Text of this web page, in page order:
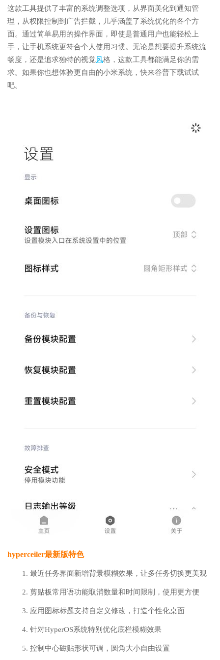
这款工具提供了丰富的系统调整选项，从界面美化到通知管
理，从权限控制到广告拦截，几乎涵盖了系统优化的各个方
面。通过简单易用的操作界面，即使是普通用户也能轻松上
手，让手机系统更符合个人使用习惯。无论是想要提升系统流
畅度，还是追求独特的视觉风格，这款工具都能满足你的需
求。如果你也想体验更自由的小米系统，快来谷普下载试试
吧。
hyperceiler最新版特色
1. 最近任务界面新增背景模糊效果，让多任务切换更美观
2. 剪贴板常用语功能取消数量和时间限制，使用更方便
3. 应用图标标题支持自定义修改，打造个性化桌面
4. 针对HyperOS系统特别优化底栏模糊效果
5. 控制中心磁贴形状可调，圆角大小自由设置